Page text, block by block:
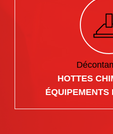
HOTTES
ÉQUIPEMENTS